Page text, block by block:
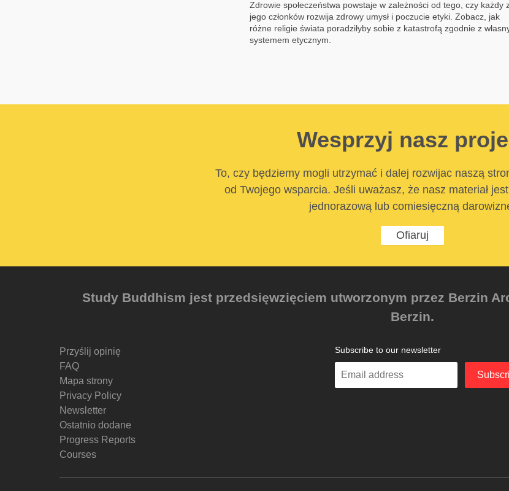
Zdrowie społeczeństwa powstaje w zależności od tego, czy każdy
jego członków rozwija zdrowy umysł i poczucie etyki. Zobacz, jak
różne religie świata poradziłyby sobie z katastrofą zgodnie z
systemem etycznym.
Wesprzyj nasz
To, czy będziemy mogli utrzymać i dalej rozwijac naszą
od Twojego wsparcia. Jeśli uważasz, że nasz materiał
jednorazową lub comiesięczną
Ofiaruj
Study Buddhism jest przedsięwzięciem utworzonym przez Berzin
Berzin.
Przyślij opinię
FAQ
Mapa strony
Privacy Policy
Newsletter
Ostatnio dodane
Progress Reports
Courses
Subscribe to our newsletter
Enter